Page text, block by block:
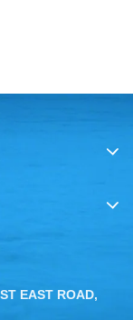
EAST ROAD,